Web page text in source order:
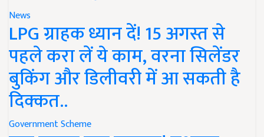
News
LPG ग्राहक ध्यान दें! 15 अगस्त से
पहले करा लें ये काम, वरना सिलेंडर
बुकिंग और डिलीवरी में आ सकती है
दिक्कत..
Government Scheme